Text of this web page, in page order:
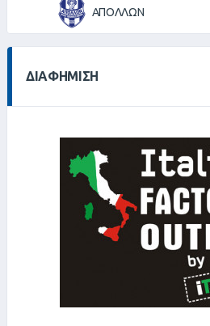
ΑΠΟΛΛΩΝ
ΔΙΑΦΉΜΙΣΗ